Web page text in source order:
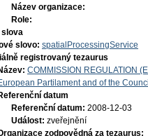
Název organizace:
Role:
slova
slovo: spatialProcessingService
registrovaný tezaurus
COMMISSION REGULATION
Partilament and of the
datum
Referenční datum: 2008-12-03
Událost: zveřejnění
zodpovědná za tezaurus: